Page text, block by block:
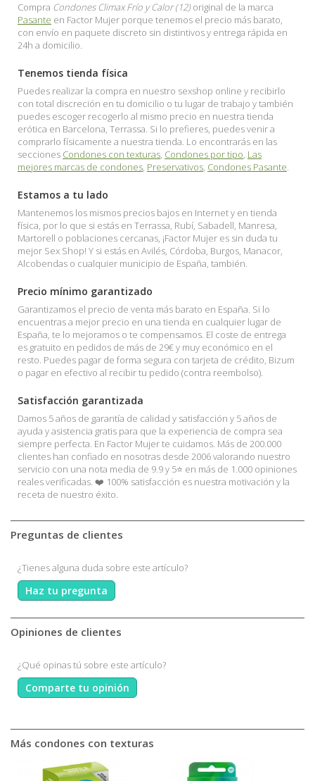
Compra Condones Climax Frío y Calor (12)original de la marca
Pasante en Factor Mujer porque tenemos el precio más barato,
con envío en paquete discreto sin distintivos y entrega rápida en
24h a domicilio.
Tenemos tienda física
Puedes realizar la compra en nuestro sexshop online y recibirlo
con total discreción en tu domicilio o tu lugar de trabajo y también
puedes escoger recogerlo al mismo precio en nuestra tienda
erótica en Barcelona, Terrassa. Si lo prefieres, puedes venir a
comprarlo físicamente a nuestra tienda. Lo encontrarás en las
secciones Condones con texturas, Condones por tipo, Las
mejores marcas de condones, Preservativos, Condones Pasante.
Estamos a tu lado
Mantenemos los mismos precios bajos en Internet y en tienda
física, por lo que si estás en Terrassa, Rubí, Sabadell, Manresa,
Martorell o poblaciones cercanas, ¡Factor Mujer es sin duda tu
mejor Sex Shop! Y si estás en Avilés, Córdoba, Burgos, Manacor,
Alcobendas o cualquier municipio de España, también.
Precio mínimo garantizado
Garantizamos el precio de venta más barato en España. Si lo
encuentras a mejor precio en una tienda en cualquier lugar de
España, te lo mejoramos o te compensamos. El coste de entrega
es gratuito en pedidos de más de 29€ y muy económico en el
resto. Puedes pagar de forma segura con tarjeta de crédito, Bizum
o pagar en efectivo al recibir tu pedido (contra reembolso).
Satisfacción garantizada
Damos 5 años de garantía de calidad y satisfacción y 5 años de
ayuda y asistencia gratis para que la experiencia de compra sea
siempre perfecta. En Factor Mujer te cuidamos. Más de 200.000
clientes han confiado en nosotras desde 2006 valorando nuestro
servicio con una nota media de 9.9 y 5⭐ en más de 1.000 opiniones
reales verificadas. ❤️ 100% satisfacción es nuestra motivación y la
receta de nuestro éxito.
Preguntas de clientes
¿Tienes alguna duda sobre este artículo?
Haz tu pregunta
Opiniones de clientes
¿Qué opinas tú sobre este artículo?
Comparte tu opinión
Más condones con texturas